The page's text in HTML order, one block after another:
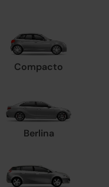
Compacto
Berlina